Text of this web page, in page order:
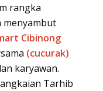
rangka
menyambut
Cibinong
(cucurak)
karyawan.
Tarhib